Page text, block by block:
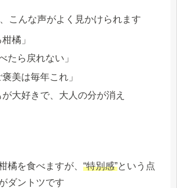
こんな声がよく見かけられます
橘」
たら戻れない」
褒美は毎年これ」
が大好きで、大人の分が消え
橘を食べますが、 “特別感”という点
ダントツです